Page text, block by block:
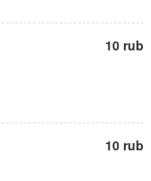
10 rub
10 rub